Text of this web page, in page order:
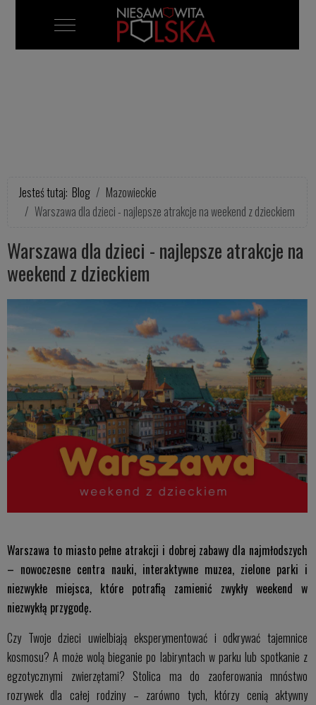
Mobile Menu Toggle
Jesteś tutaj: Blog
Mazowieckie
Warszawa dla dzieci - najlepsze atrakcje na weekend z dzieckiem
Warszawa dla dzieci - najlepsze atrakcje na
weekend z dzieckiem
Warszawa to miasto pełne atrakcji i dobrej zabawy dla najmłodszych
– nowoczesne centra nauki, interaktywne muzea, zielone parki i
niezwykłe miejsca, które potrafią zamienić zwykły weekend w
niezwykłą przygodę.
Czy Twoje dzieci uwielbiają eksperymentować i odkrywać tajemnice
kosmosu? A może wolą bieganie po labiryntach w parku lub spotkanie z
egzotycznymi zwierzętami? Stolica ma do zaoferowania mnóstwo
rozrywek dla całej rodziny – zarówno tych, którzy cenią aktywny